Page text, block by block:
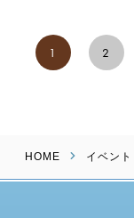
1 2
HOME イベン